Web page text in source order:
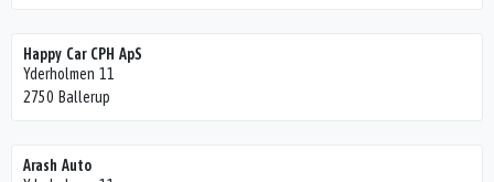
Happy Car CPH ApS
Yderholmen 11
2750 Ballerup
Arash Auto